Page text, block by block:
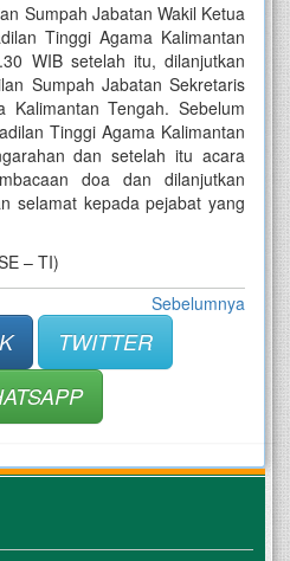
Sumpah Jabatan Wakil Ketua
Tinggi Agama Kalimantan
WIB setelah itu, dilanjutkan
Sumpah Jabatan Sekretaris
Kalimantan Tengah. Sebelum
Tinggi Agama Kalimantan
dan setelah itu acara
doa dan dilanjutkan
selamat kepada pejabat yang
– TI)
Sebelumnya
TWITTER